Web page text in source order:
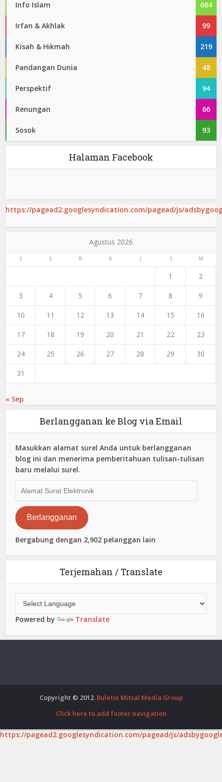
Info Islam 684
Irfan & Akhlak 99
Kisah & Hikmah 219
Pandangan Dunia 48
Perspektif 94
Renungan 66
Sosok 93
Halaman Facebook
https://pagead2.googlesyndication.com/pagead/js/
Agustus 2026
S S R K J S M
1 2
3 4 5 6 7 8 9
10 11 12 13 14 15 16
17 18 19 20 21 22 23
24 25 26 27 28 29 30
31
« Sep
Berlangganan ke Blog via Email
Masukkan alamat surel Anda untuk berlangganan
blog ini dan menerima pemberitahuan tulisan-tulisan
baru melalui surel.
Surat
Elektronik
Berlangganan
Bergabung dengan 2,902 pelanggan lain
Terjemahan / Translate
Powered by Translate
Copyright © 2012. Buletin Mitsal Media Group
Click here to add footer navigation
https://pagead2.googlesyndication.com/pagead/js/